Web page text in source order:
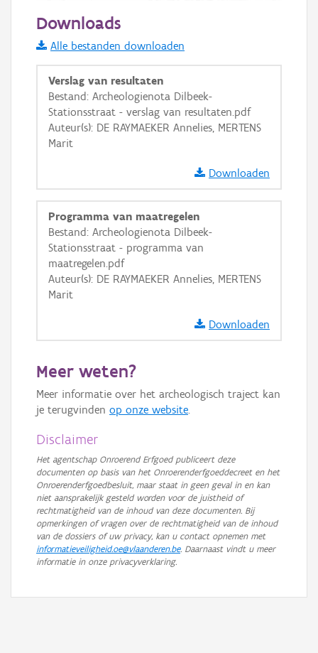
Informatie Vlaanderen
i
+ −
Basis Lagen
OSM-Basiskaart
Ortho
GRB-Basiskaart in grijswaarden
Downloads
Alle bestanden downloaden
Verslag van resultaten
Bestand: Archeologienota Dilbeek-
Stationsstraat - verslag van resultaten.pdf
Auteur(s): DE RAYMAEKER Annelies, MERTENS
Marit
Downloaden
Programma van maatregelen
Bestand: Archeologienota Dilbeek-
Stationsstraat - programma van
maatregelen.pdf
Auteur(s): DE RAYMAEKER Annelies, MERTENS
Marit
Downloaden
Meer weten?
Meer informatie over het archeologisch traject kan
je terugvinden op onze website.
Disclaimer
Het agentschap Onroerend Erfgoed publiceert deze
documenten op basis van het Onroerenderfgoeddecreet en het
Onroerenderfgoedbesluit, maar staat in geen geval in en kan
niet aansprakelijk gesteld worden voor de juistheid of
rechtmatigheid van de inhoud van deze documenten. Bij
opmerkingen of vragen over de rechtmatigheid van de inhoud
van de dossiers of uw privacy, kan u contact opnemen met
informatieveiligheid.oe@vlaanderen.be. Daarnaast vindt u meer
informatie in onze privacyverklaring.